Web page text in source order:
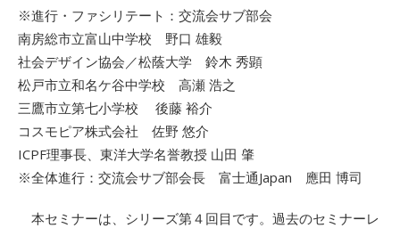
※進行・ファシリテート：交流会サブ部会
南房総市立富山中学校 野口 雄毅
社会デザイン協会／松蔭大学 鈴木 秀顕
松戸市立和名ケ谷中学校 高瀬 浩之
三鷹市立第七小学校 後藤 裕介
コスモピア株式会社 佐野 悠介
ICPF理事長、東洋大学名誉教授 山田 肇
※全体進行：交流会サブ部会長 富士通Japan 應田 博司
本セミナーは、シリーズ第４回目です。過去のセミナーレ